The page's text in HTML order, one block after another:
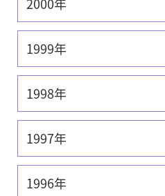
2000年
1999年
1998年
1997年
1996年